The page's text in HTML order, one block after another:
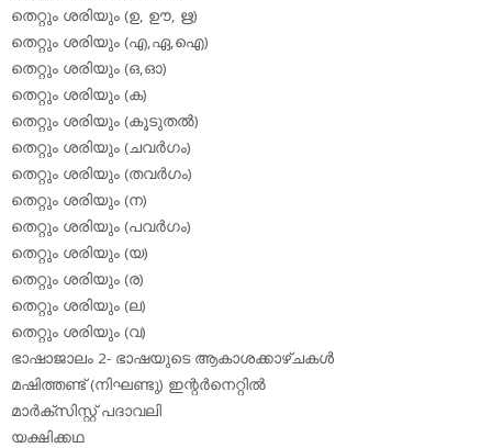
തെറ്റും ശരിയും (ഉ, ഊ, ഋ)
തെറ്റും ശരിയും (എ,ഏ,ഐ)
തെറ്റും ശരിയും (ഒ,ഓ)
തെറ്റും ശരിയും (ക)
തെറ്റും ശരിയും (കൂടുതല്‍)
തെറ്റും ശരിയും (ചവര്‍ഗം)
തെറ്റും ശരിയും (തവര്‍ഗം)
തെറ്റും ശരിയും (ന)
തെറ്റും ശരിയും (പവര്‍ഗം)
തെറ്റും ശരിയും (യ)
തെറ്റും ശരിയും (ര)
തെറ്റും ശരിയും (ല)
തെറ്റും ശരിയും (വ)
ഭാഷാജാലം 2- ഭാഷയുടെ ആകാശക്കാഴ്ചകള്‍
മഷിത്തണ്ട് (നിഘണ്ടു) ഇന്റര്‍നെറ്റില്‍
മാര്‍ക്‌സിസ്റ്റ് പദാവലി
യക്ഷിക്കഥ